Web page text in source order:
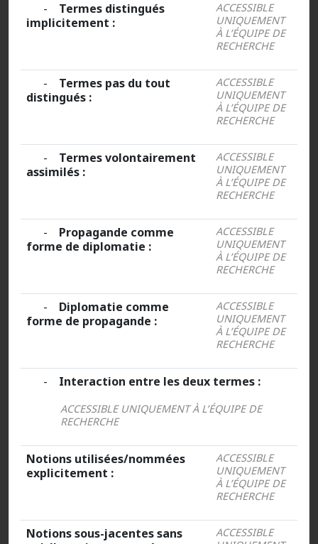
- Termes distingués
implicitement :
ACCESSIBLE
UNIQUEMENT
À L’ÉQUIPE DE
RECHERCHE
- Termes pas du tout
distingués :
ACCESSIBLE
UNIQUEMENT
À L’ÉQUIPE DE
RECHERCHE
- Termes volontairement
assimilés :
ACCESSIBLE
UNIQUEMENT
À L’ÉQUIPE DE
RECHERCHE
- Propagande comme
forme de diplomatie :
ACCESSIBLE
UNIQUEMENT
À L’ÉQUIPE DE
RECHERCHE
- Diplomatie comme
forme de propagande :
ACCESSIBLE
UNIQUEMENT
À L’ÉQUIPE DE
RECHERCHE
- Interaction entre les deux termes :
ACCESSIBLE UNIQUEMENT À L’ÉQUIPE DE
RECHERCHE
Notions utilisées/nommées
explicitement :
ACCESSIBLE
UNIQUEMENT
À L’ÉQUIPE DE
RECHERCHE
Notions sous-jacentes sans
ACCESSIBLE